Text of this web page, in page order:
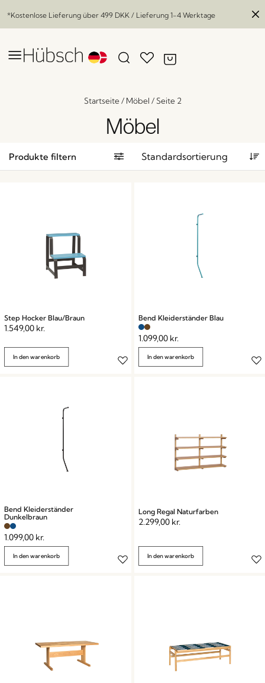
*Kostenlose Lieferung über 499 DKK / Lieferung 1-4 Werktage
Startseite/ Möbel / Seite 2
Möbel
Produkte filtern
Step Hocker Blau/Braun
1.549,00 kr.
In den warenkorb
Bend Kleiderständer Blau
1.099,00 kr.
In den warenkorb
Bend Kleiderständer
Dunkelbraun
1.099,00 kr.
In den warenkorb
Long Regal Naturfarben
2.299,00 kr.
In den warenkorb